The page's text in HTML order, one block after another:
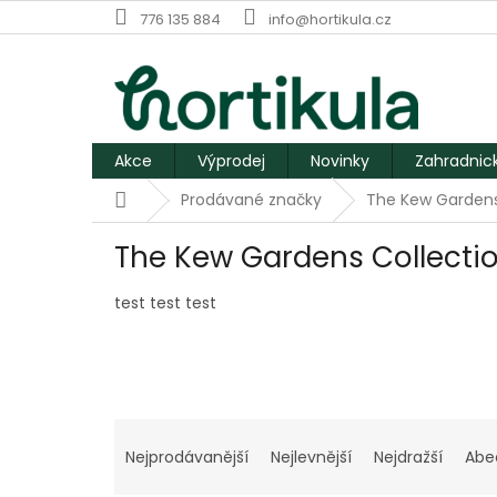
na
776 135 884 info@hortikula.cz
Akce Výprodej Novinky
DomůProdávané značky The Kew
The Kew Gardens
test test test
aNejprodávanější Nejlevnější Nejdražší